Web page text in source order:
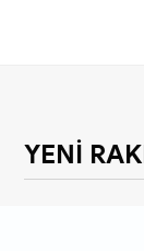
YENİ